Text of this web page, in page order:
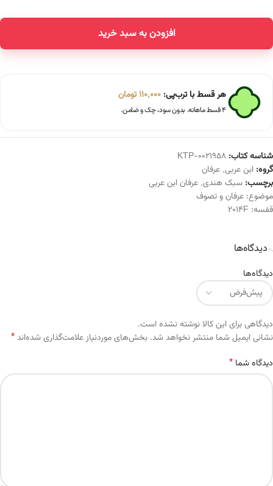
افزودن به سبد خرید
هر قسط با ترب‌پی: 110,000تومان
۴ قسط ماهانه. بدون سود، چک و ضامن.
شناسه کتاب: KTP-0021958
گروه: ابن عربی, عرفان
برچسب: سبک هندی, عرفان ابن عربی
موضوع: عرفان و تصوف
قفسه: 2014F
دیدگاه‌ها
دیدگاه‌ها
دیدگاهی برای این کالا نوشته نشده است.
نشانی ایمیل شما منتشر نخواهد شد. بخش‌های موردنیاز علامت‌گذاری شده‌اند*
دیدگاه شما *
Alternative: